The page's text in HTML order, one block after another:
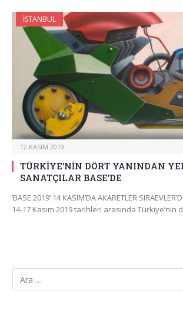
İSTANBUL
12 KASIM 2019
TÜRKİYE’NİN DÖRT YANINDAN
SANATÇILAR BASE’DE
‘BASE 2019’ 14 KASIM’DA AKARETLER
14-17 Kasım 2019 tarihleri arasında Türkiye’nin